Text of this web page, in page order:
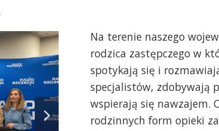
Na terenie naszego
rodzica zastępczego w
spotykają się i
specjalistów, zdobywają
wspierają się nawzajem.
rodzinnych form opieki